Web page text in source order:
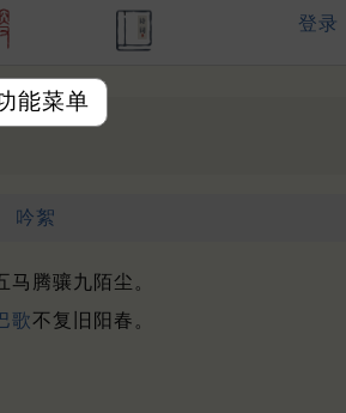
能菜单
登录
·薛涛
吟絮
马腾骧九陌尘。
歌不复旧阳春。